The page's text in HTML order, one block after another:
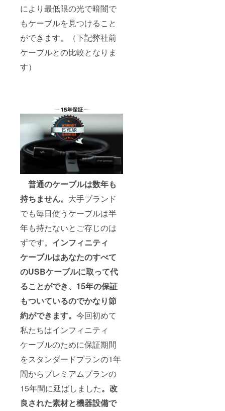
により最低限の光で暗闇で
もケーブルを見つけること
ができます。（下記弊社前
ケーブルとの比較となりま
す）
普通のケーブルは数年も
持ちません。 大手ブランド
でも毎日使うケーブルは半
年も持たないとご存じのは
ずです。 インフィニティ
ケーブルはあなたのすべて
のUSBケーブルに取って代
ることができ、15年の保証
もついているのでかなり節
約ができます。 今回初めて
私たちはインフィニティ
ケーブルのために保証期間
をスタンダードプランの1年
間からプレミアムプランの
15年間に延ばしました。改
良された素材と機器設備で